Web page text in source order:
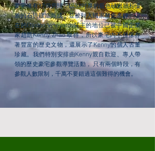
豪宅擁有17個房間，以32吋厚的藍色砂岩牆和優
雅的石拱建造而成，並被列入國家歷史名錄。現
在的Elliston Vineyards莊主的地位已被中國企業
家趙凱Kenny Zhao 取得，所以豪宅內不僅保存
著豐富的歷史文物，還展示了Kenny的個人古董
珍藏。我們特別安排由Kenny親自歡迎、專人帶
領的歷史豪宅參觀導覽活動， 只有兩個時段，有
參觀人數限制，千萬不要錯過這個難得的機會。